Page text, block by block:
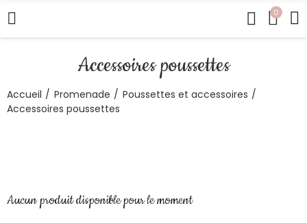
0
Accessoires poussettes
Accueil Promenade
Poussettes et accessoires
Accessoires poussettes
Aucun produit disponible pour le moment